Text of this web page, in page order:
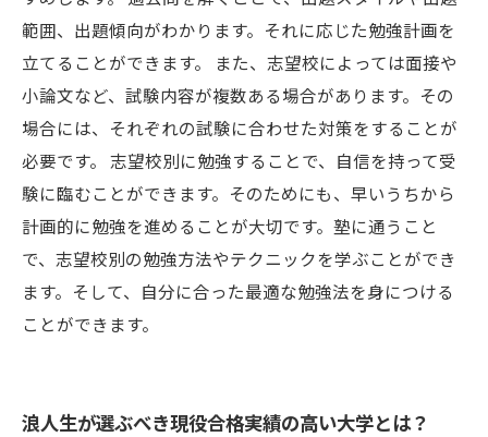
範囲、出題傾向がわかります。それに応じた勉強計画を
立てることができます。 また、志望校によっては面接や
小論文など、試験内容が複数ある場合があります。その
場合には、それぞれの試験に合わせた対策をすることが
必要です。 志望校別に勉強することで、自信を持って受
験に臨むことができます。そのためにも、早いうちから
計画的に勉強を進めることが大切です。塾に通うこと
で、志望校別の勉強方法やテクニックを学ぶことができ
ます。そして、自分に合った最適な勉強法を身につける
ことができます。
浪人生が選ぶべき現役合格実績の高い大学とは？